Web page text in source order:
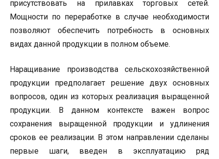
присутствовать на прилавках торговых сетей.
Мощности по переработке в случае необходимости
позволяют обеспечить потребность в основных
видах данной продукции в полном объеме.
Наращивание производства сельскохозяйственной
продукции предполагает решение двух основных
вопросов, один из которых реализация выращенной
продукции. В данном контексте важен вопрос
сохранения выращенной продукции и удлинения
сроков ее реализации. В этом направлении сделаны
первые шаги, введен в эксплуатацию ряд